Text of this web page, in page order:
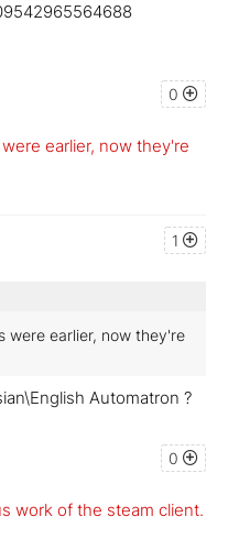
0
earlier, now they're
1
were earlier, now they're
Automatron ?
0
work of the steam client.